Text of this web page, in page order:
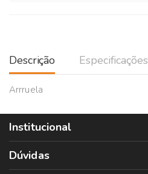
Descrição Especificações
Arrruela
Institucional
Dúvidas